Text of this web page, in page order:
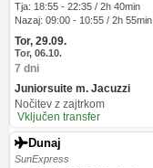
Tja: 18:55 - 22:35 / 2h 40min
Nazaj: 09:00 - 10:55 / 2h 55min
Tor, 29.09.
Tor, 06.10.
7 dni
Juniorsuite m. Jacuzzi
Nočitev z zajtrkom
Vključen transfer
Dunaj
SunExpress